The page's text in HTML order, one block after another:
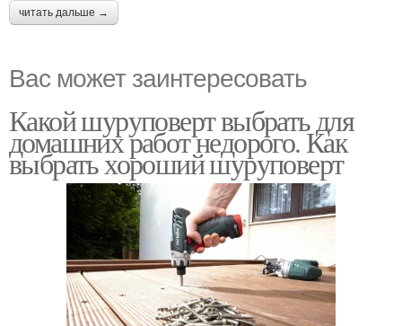
читать дальше →
Вас может заинтересовать
Какой шуруповерт выбрать для
домашних работ недорого. Как
выбрать хороший шуруповерт